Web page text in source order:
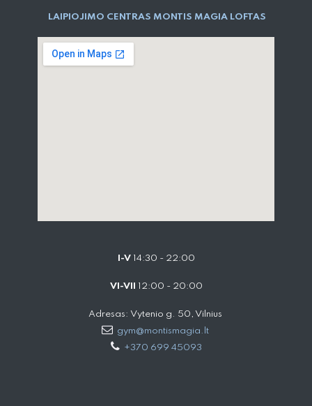
LAIPIOJIMO CENTRAS MONTIS MAGIA LOFTAS
I-V14:30 - 22:00
VI-VII 12:00 - 20:00
Adresas: Vytenio g. 50, Vilnius
gym@montismagia.lt
+370 699 45093